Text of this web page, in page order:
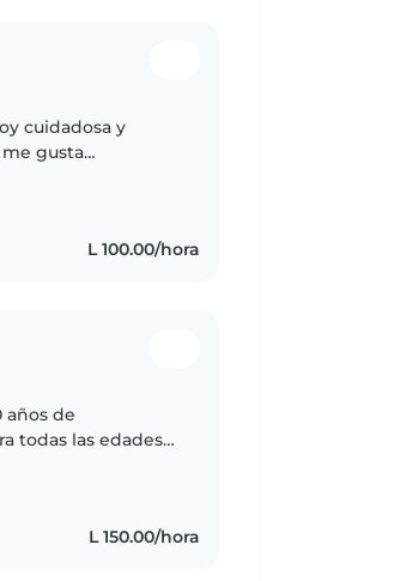
cuidadosa y
gusta
L 100.00/hora
años de
todas las edades
L 150.00/hora